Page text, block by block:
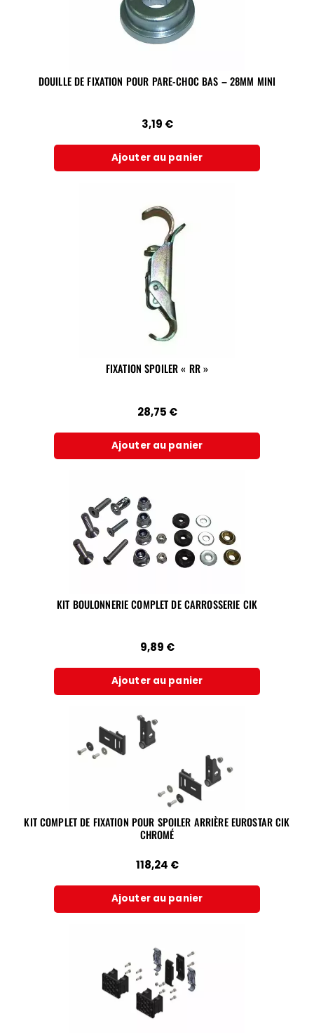
DOUILLE DE FIXATION POUR PARE-CHOC BAS – 28MM MINI
3,19 €
Ajouter au panier
FIXATION SPOILER « RR »
28,75 €
Ajouter au panier
KIT BOULONNERIE COMPLET DE CARROSSERIE CIK
9,89 €
Ajouter au panier
KIT COMPLET DE FIXATION POUR SPOILER ARRIÈRE EUROSTAR CIK
CHROMÉ
118,24 €
Ajouter au panier